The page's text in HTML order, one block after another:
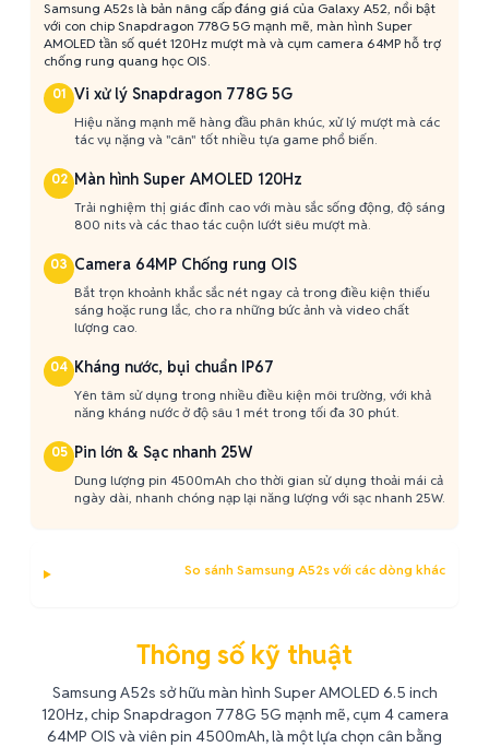
Samsung A52s là bản nâng cấp đáng giá của Galaxy A52, nổi bật
với con chip Snapdragon 778G 5G mạnh mẽ, màn hình Super
AMOLED tần số quét 120Hz mượt mà và cụm camera 64MP hỗ trợ
chống rung quang học OIS.
01 Vi xử lý Snapdragon 778G 5G
Hiệu năng mạnh mẽ hàng đầu phân khúc, xử lý mượt mà các
tác vụ nặng và "cân" tốt nhiều tựa game phổ biến.
02 Màn hình Super AMOLED 120Hz
Trải nghiệm thị giác đỉnh cao với màu sắc sống động, độ sáng
800 nits và các thao tác cuộn lướt siêu mượt mà.
03 Camera 64MP Chống rung OIS
Bắt trọn khoảnh khắc sắc nét ngay cả trong điều kiện thiếu
sáng hoặc rung lắc, cho ra những bức ảnh và video chất
lượng cao.
04 Kháng nước, bụi chuẩn IP67
Yên tâm sử dụng trong nhiều điều kiện môi trường, với khả
năng kháng nước ở độ sâu 1 mét trong tối đa 30 phút.
05 Pin lớn & Sạc nhanh 25W
Dung lượng pin 4500mAh cho thời gian sử dụng thoải mái cả
ngày dài, nhanh chóng nạp lại năng lượng với sạc nhanh 25W.
So sánh Samsung A52s với các dòng khác
Thông số kỹ thuật
Samsung A52s sở hữu màn hình Super AMOLED 6.5 inch
120Hz, chip Snapdragon 778G 5G mạnh mẽ, cụm 4 camera
64MP OIS và viên pin 4500mAh, là một lựa chọn cân bằng